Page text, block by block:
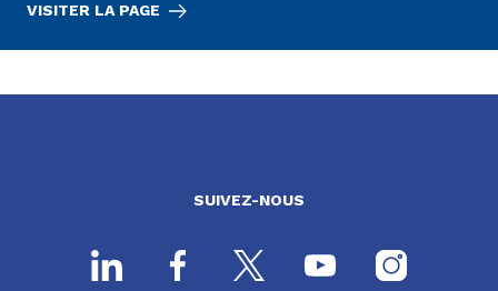
VISITER LA PAGE
SUIVEZ-NOUS